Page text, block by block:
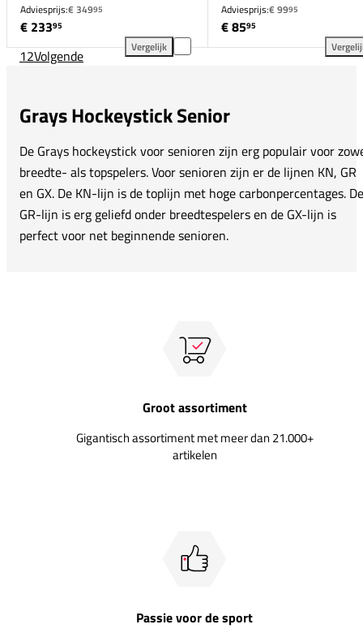
Adviesprijs:€ 34995
€ 23395
Vergelijk
Grays AC900 Probow-S toevoegen aan vergelijking
Adviesprijs:€ 9995
€ 8595
12Volgende
Grays Hockeystick Senior
De Grays hockeystick voor senioren zijn erg populair voor
breedte- als topspelers. Voor senioren zijn er de lijnen KN, GR
en GX. De KN-lijn is de toplijn met hoge carbonpercentages. De
GR-lijn is erg geliefd onder breedtespelers en de GX-lijn is
perfect voor net beginnende senioren.
Groot assortiment
Gigantisch assortiment met meer dan 21.000+
artikelen
Passie voor de sport